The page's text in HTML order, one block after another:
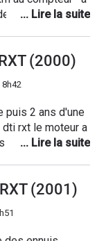
la pompe
qui pollue et
au 100 km du
comme
eu auccun
(2000)
puis 2 ans d'une
rxt le moteur a
par l'ancien je
conteurs elle a
rotules de
(2001)